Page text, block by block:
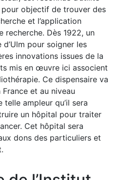
pour objectif de trouver des
et l’application
recherche. Dès 1922, un
pour soigner les
innovations issues de la
mis en œuvre ici associent
Ce dispensaire va
et au niveau
ampleur qu’il sera
un hôpital pour traiter
Cet hôpital sera
dons des particuliers et